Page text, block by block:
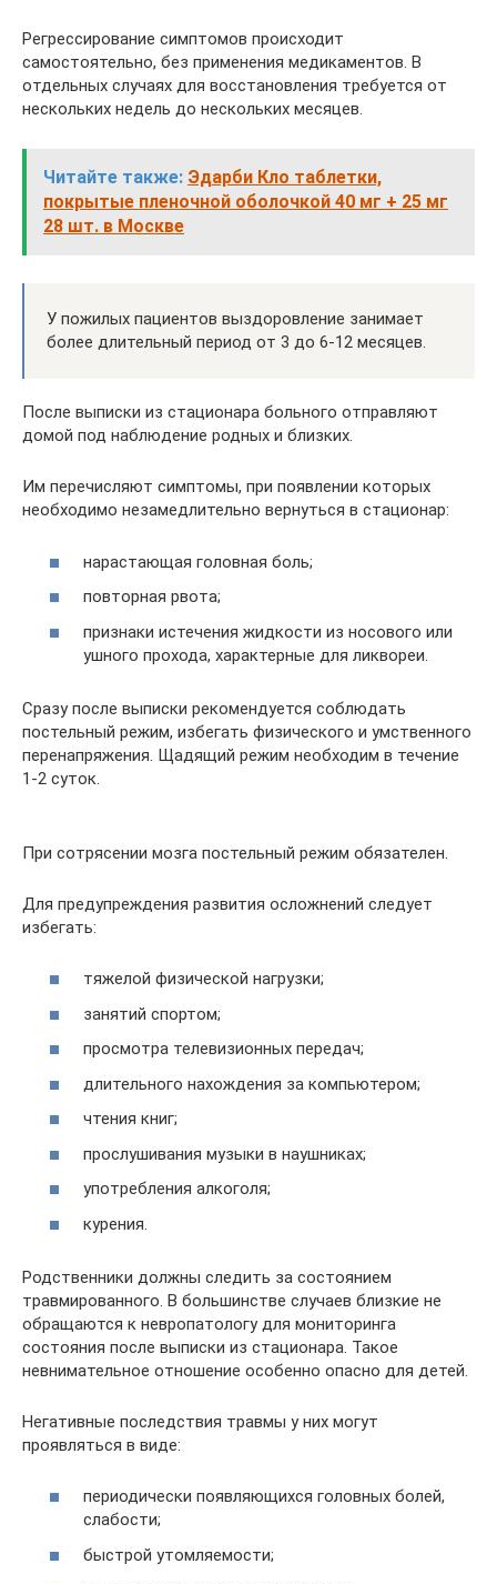
Регрессирование симптомов происходит
самостоятельно, без применения медикаментов. В
отдельных случаях для восстановления требуется от
нескольких недель до нескольких месяцев.
Читайте также: Эдарби Кло таблетки,
покрытые пленочной оболочкой 40 мг + 25 мг
28 шт. в Москве
У пожилых пациентов выздоровление занимает
более длительный период от 3 до 6-12 месяцев.
После выписки из стационара больного отправляют
домой под наблюдение родных и близких.
Им перечисляют симптомы, при появлении которых
необходимо незамедлительно вернуться в стационар:
нарастающая головная боль;
повторная рвота;
признаки истечения жидкости из носового или
ушного прохода, характерные для ликвореи.
Сразу после выписки рекомендуется соблюдать
постельный режим, избегать физического и умственного
перенапряжения. Щадящий режим необходим в течение
1-2 суток.
При сотрясении мозга постельный режим обязателен.
Для предупреждения развития осложнений следует
избегать:
тяжелой физической нагрузки;
занятий спортом;
просмотра телевизионных передач;
длительного нахождения за компьютером;
чтения книг;
прослушивания музыки в наушниках;
употребления алкоголя;
курения.
Родственники должны следить за состоянием
травмированного. В большинстве случаев близкие не
обращаются к невропатологу для мониторинга
состояния после выписки из стационара. Такое
невнимательное отношение особенно опасно для детей.
Негативные последствия травмы у них могут
проявляться в виде:
периодически появляющихся головных болей,
слабости;
быстрой утомляемости;